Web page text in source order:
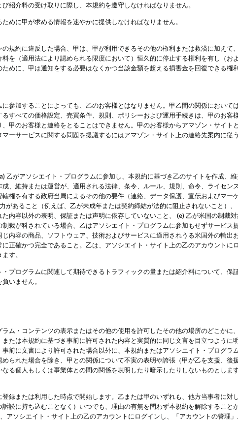
紹介料の受け取りに際し、本規約を遵守しなければなりません。
めに甲が求める情報を速やかに提供しなければなりません。
規約に違反した場合、甲は、甲が利用できるその他の権利または救済に加えて
を（適用法により認められる限度において）恒久的に停止する権利を有し（お
めに、甲は通知をする必要はなくかつ当該金額を超える損害金を回復できる権
参加することによっても、乙のお客様とはなりません。甲乙間の関係において
すべての価格設定、売買条件、規則、ポリシーおよび運用手続きは、甲のお客
甲のお客様と連絡をとることはできません。甲のお客様からアマゾン・サイト
ーサービスに関する問題を提議するにはアマゾン・サイト上の連絡先案内に従
乙がアソシエイト・プログラムに参加し、本規約に基づき乙のサイトを作成、
、維持または運営が、適用される法律、条令、ルール、規則、命令、ライセン
権を有する政府当局によるその他の要件（連絡、データ保護、宣伝およびマー
があること（例えば、乙が未成年または契約締結が法的に阻止されないこと）
内容以外の表明、保証または声明に依存していないこと、 (e) 乙が米国の制裁
裁が科されている場合、乙はアソシエイト・プログラムに参加もせずサービス
内容の商品、ソフトウェア、技術およびサービスに適用されうる米国外の輸出
正確かつ完全であること。乙は、アソシエイト・サイト上の乙のアカウントに
す。
プログラムに関連して期待できるトラフィックの量または紹介料について、保
いません。
ム・コンテンツの表示またはその他の使用を許可したその他の場所のどこかに
たは本規約に基づき事前に許可された内容と実質的に同じ文言を目立つように
前に文書により許可された場合以外に、本規約またはアソシエイト・プログラ
られた場合を除き、甲との関係について不実の表明や誇張（甲が乙を支援、後
る個人もしくは事業体との間の関係を表明したり暗示したりしないものとします
録または利用した時点で開始します。乙または甲のいずれも、他方当事者に対
訟に持ち込むことなく）いつでも、理由の有無を問わず本規約を解除すること
アソシエイト・サイト上の乙のアカウントにログインし、「アカウントの管理